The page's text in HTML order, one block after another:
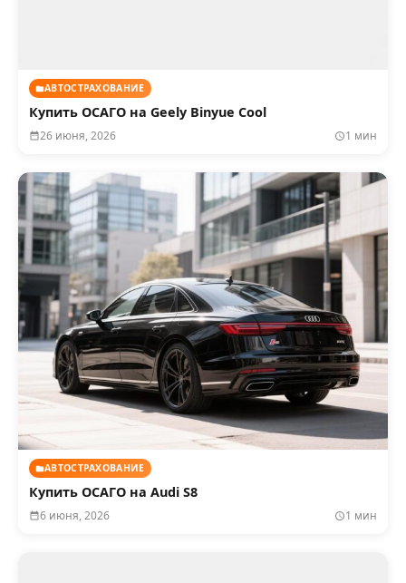
АВТОСТРАХОВАНИЕ
Купить ОСАГО на Geely Binyue Cool
26 июня, 2026 1 мин
АВТОСТРАХОВАНИЕ
Купить ОСАГО на Audi S8
6 июня, 2026 1 мин